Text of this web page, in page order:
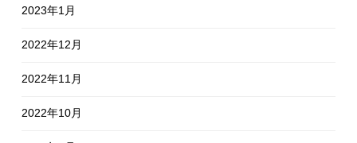
2023年1月
2022年12月
2022年11月
2022年10月